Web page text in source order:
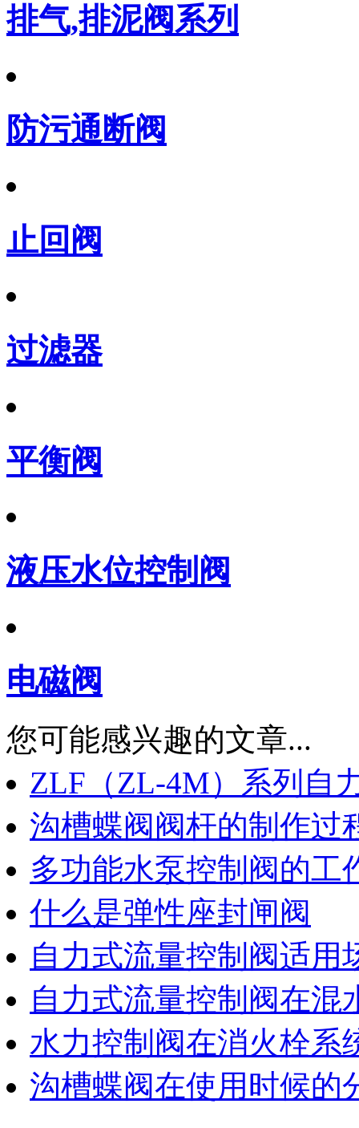
排气,排泥阀系列
防污通断阀
止回阀
过滤器
平衡阀
液压水位控制阀
电磁阀
您可能感兴趣的文章...
ZLF（ZL-4M）系列自
沟槽蝶阀阀杆的制作过
多功能水泵控制阀的工
什么是弹性座封闸阀
自力式流量控制阀适用
自力式流量控制阀在混
水力控制阀在消火栓系
沟槽蝶阀在使用时候的